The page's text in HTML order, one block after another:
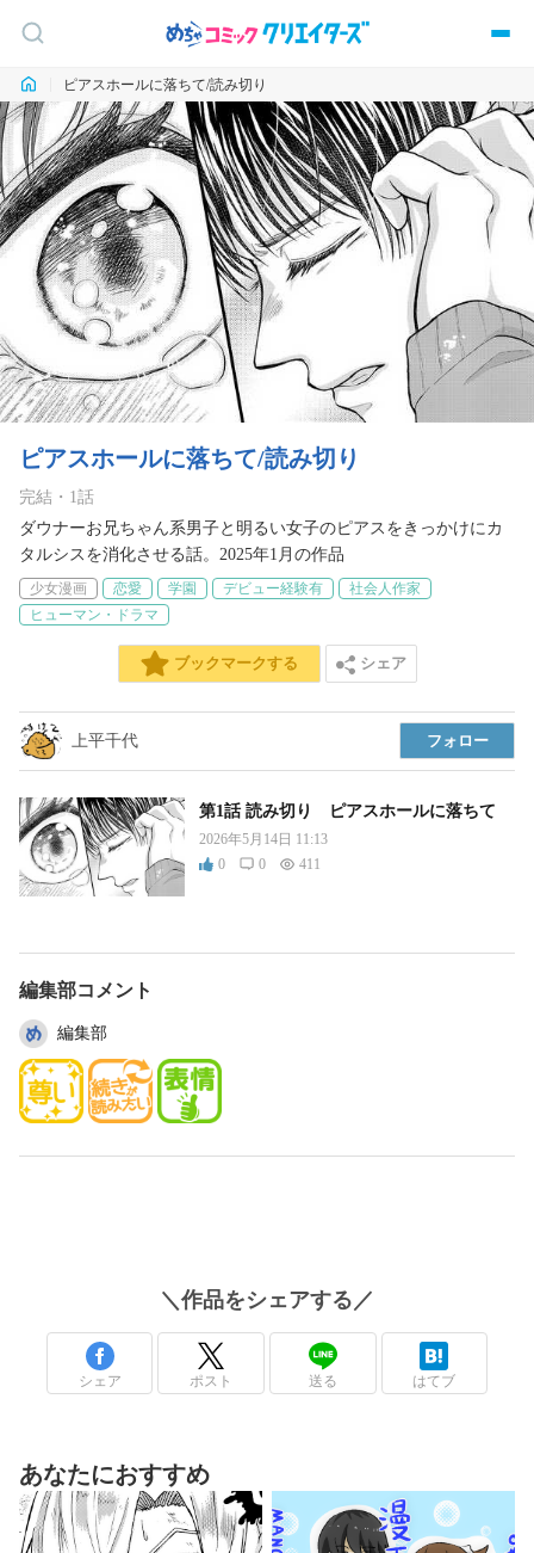
ピアスホールに落ちて/読み切り
ピアスホールに落ちて/読み切り
完結 ・ 1 話
ダウナーお兄ちゃん系男子と明るい女子のピアスをきっかけにカ
タルシスを消化させる話。2025年1月の作品
少女漫画 恋愛 学園 デビュー経験有
社会人作家
ヒューマン・ドラマ
ブックマークする シェア
上平千代 フォロー
第1話 読み切り ピアスホールに落ちて
2026年5月14日 11:13
0
0 411
編集部コメント
編集部
＼作品をシェアする／
シェア ポスト 送る はてブ
あなたにおすすめ